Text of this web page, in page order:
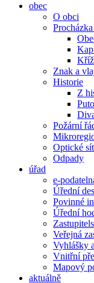
obec
O obci
Znak a
Historie
Z
Požární
Optické
Odpady
úřad
e-
Úřední
Povinné
Úřední
Veřejná
Vyhlášky
Vnitřní
Mapový
aktuálně